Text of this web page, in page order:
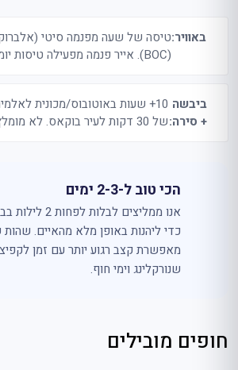
באוויר:טיסה של שעה מפנמה סיטי
(BOC). אייר פנמה מפעילה טיסות יומיות
ביבשה
+ סירה:
10+ שעות באוטובוס/מכונית
של 30 דקות לעיר בוקאס. לא מומלץ לטיולים קצרים
הכי טוב ל-2-3 ימים
אנו ממליצים
מאפשרת קצב רגוע יותר עם זמן
שנורקלינג וימי חוף.
חופים מובילים